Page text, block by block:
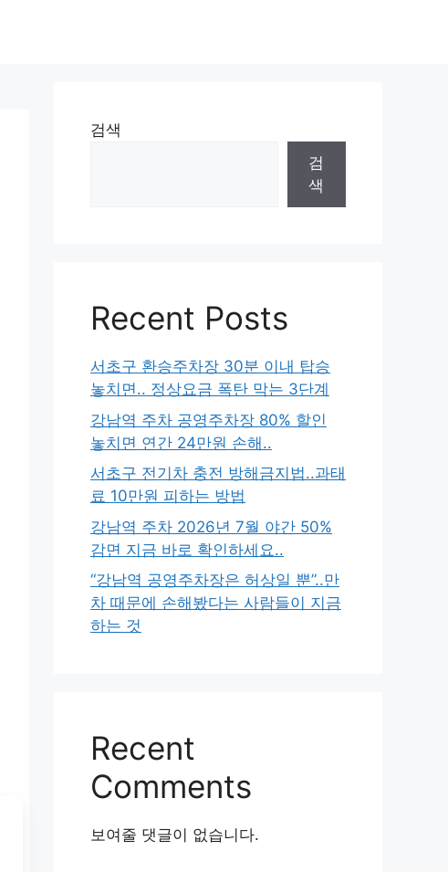
검색
검
색
Recent Posts
서초구 환승주차장 30분 이내 탑승
놓치면.. 정상요금 폭탄 막는 3단계
강남역 주차 공영주차장 80% 할인
놓치면 연간 24만원 손해..
서초구 전기차 충전 방해금지법..과태
료 10만원 피하는 방법
강남역 주차 2026년 7월 야간 50%
감면 지금 바로 확인하세요..
“강남역 공영주차장은 허상일 뿐”..만
차 때문에 손해봤다는 사람들이 지금
하는 것
Recent
Comments
보여줄 댓글이 없습니다.